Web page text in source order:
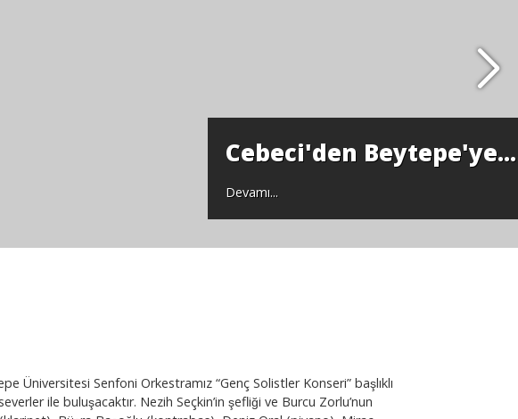
Üniversitesi Senfoni Orkestramız “Genç Solistler Konseri” başlıklı
ile buluşacaktır. Nezih Seçkin’in şefliği ve Burcu Zorlu’nun